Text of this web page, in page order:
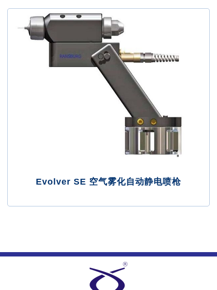
Evolver SE 空气雾化自动静电喷枪